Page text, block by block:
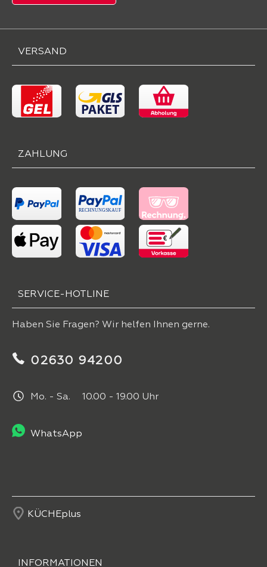
VERSAND
ZAHLUNG
SERVICE-HOTLINE
Haben Sie Fragen? Wir helfen Ihnen gerne.
02630 94200
Mo. - Sa. 10.00 - 19.00 Uhr
WhatsApp
KÜCHEplus
INFORMATIONEN